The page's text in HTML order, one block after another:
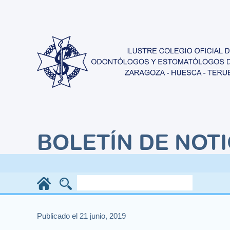
BOLETÍN DE
Publicado el 21 junio, 2019